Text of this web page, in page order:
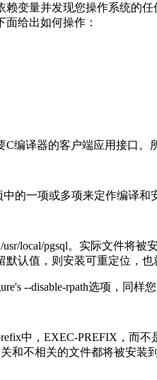
变量并发现您操作系统的
面给出如何操作：
编译器的客户端应用接口。
的一项或多项来定作编译和
local/pgsql。实际文件将
认值，则安装可重定位，
--disable-rpath选项，同样
中，EXEC-PREFIX，而
和不相关的文件都将被安装